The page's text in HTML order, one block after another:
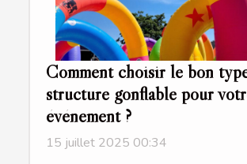
Comment choisir le bon
structure gonflable pour
événement ?
15 juillet 2025 00:34